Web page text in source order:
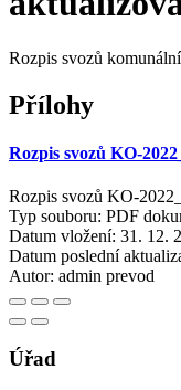
Rozpis svozů
Přílohy
Rozpis svozů KO-
Rozpis svozů KO-
Typ souboru: PDF
Datum vložení: 31. 12.
Datum poslední
Autor: admin prevod
Úřad